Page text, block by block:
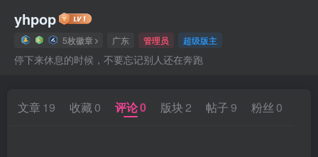
yhpop
5枚徽章 广东 管理员 超级版主
停下来休息的时候，不要忘记别人还在奔跑
文章 19 收藏 0 评论0 版块 2 帖子9 粉丝 0